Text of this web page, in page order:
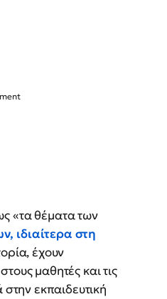
«τα θέματα των
ιδιαίτερα στη
έχουν
μαθητές και τις
στην εκπαιδευτική